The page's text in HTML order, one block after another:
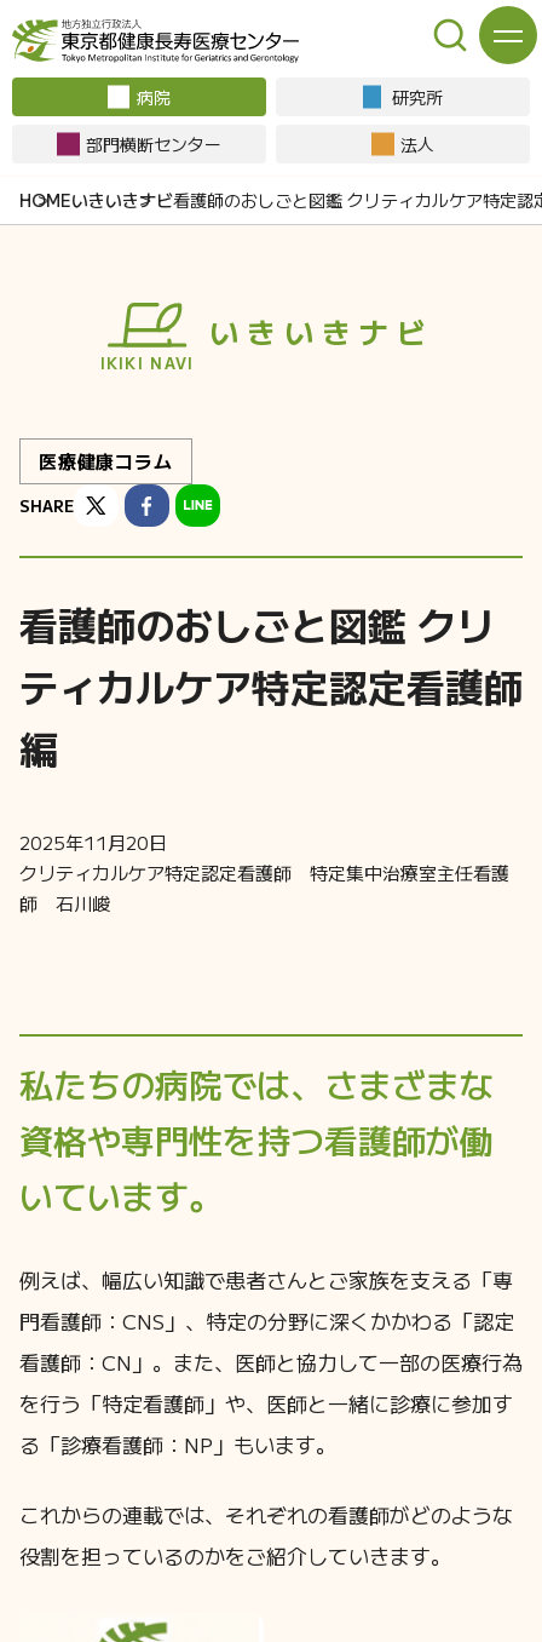
病院
研究所
部門横断センター
法人
いきいきナビ看護師のおしごと図鑑 クリティカルケア特定認
IKIKI NAVI
いきいきナビ
医療健康コラム
SHARE
看護師のおしごと図鑑 クリ
ティカルケア特定認定看護師
編
2025年11月20日
クリティカルケア特定認定看護師 特定集中治療室主任看護
師 石川峻
私たちの病院では、さまざまな
資格や専門性を持つ看護師が働
いています。
例えば、幅広い知識で患者さんとご家族を支える「専
門看護師：CNS」、特定の分野に深くかかわる「認定
看護師：CN」。また、医師と協力して一部の医療行為
を行う「特定看護師」や、医師と一緒に診療に参加す
る「診療看護師：NP」もいます。
これからの連載では、それぞれの看護師がどのような
役割を担っているのかをご紹介していきます。